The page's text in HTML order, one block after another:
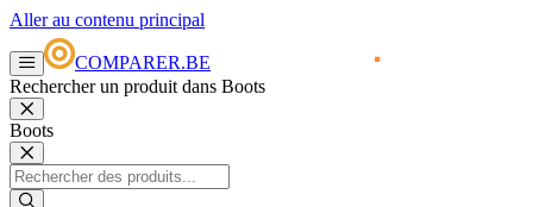
Aller au contenu principal
COMPARER.BE
Rechercher un produit dans Boots
Boots